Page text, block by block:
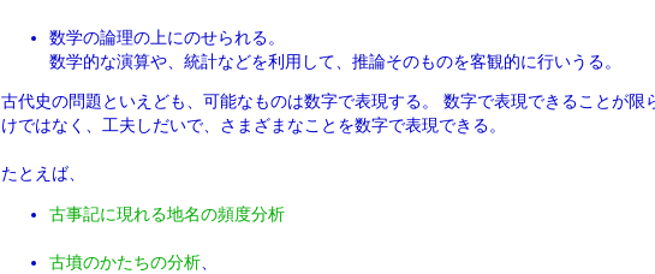
数学の論理の上にのせられる。
数学的な演算や、統計などを利用して、推論そのものを客観的に行いうる。
古代史の問題といえども、可能なものは数字で表現する。 数字で表現できることが限
けではなく、工夫しだいで、さまざまなことを数字で表現できる。
たとえば、
古事記に現れる地名の頻度分析
古墳のかたちの分析